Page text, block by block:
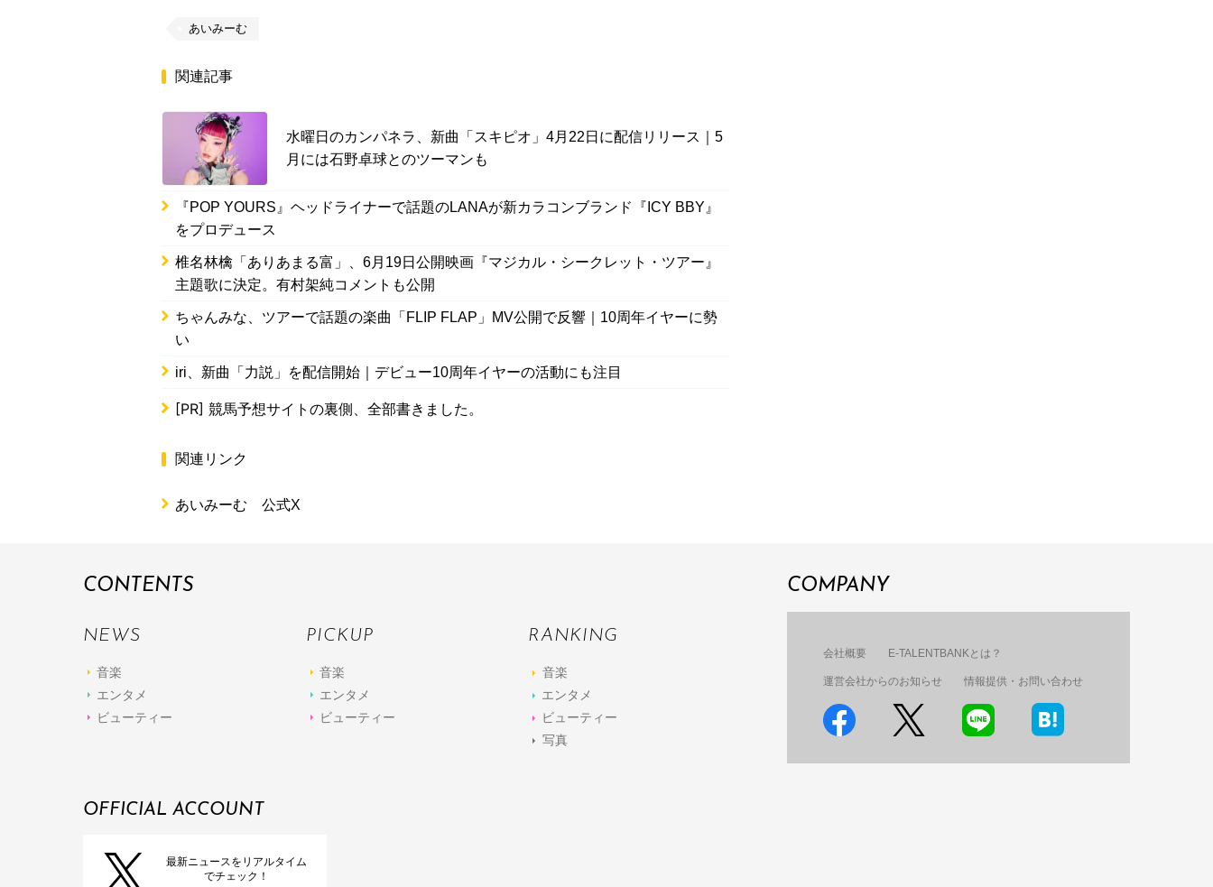
あいみーむ
関連記事
水曜日のカンパネラ、新曲「スキピオ」4月22日に配信リリース｜5
月には石野卓球とのツーマンも
『POP YOURS』ヘッドライナーで話題のLANAが新カラコンブランド『ICY BBY』
をプロデュース
椎名林檎「ありあまる富」、6月19日公開映画『マジカル・シークレット・ツアー』
主題歌に決定。有村架純コメントも公開
ちゃんみな、ツアーで話題の楽曲「FLIP FLAP」MV公開で反響｜10周年イヤーに勢
い
iri、新曲「力説」を配信開始｜デビュー10周年イヤーの活動にも注目
[PR] 競馬予想サイトの裏側、全部書きました。
関連リンク
あいみーむ 公式X
CONTENTS
NEWS
音楽
エンタメ
ビューティー
PICKUP
音楽
エンタメ
ビューティー
RANKING
音楽
エンタメ
ビューティー
写真
COMPANY
会社概要 E-TALENTBANKとは？
運営会社からのお知らせ 情報提供・お問い合わせ
OFFICIAL ACCOUNT
最新ニュースをリアルタイム
でチェック！